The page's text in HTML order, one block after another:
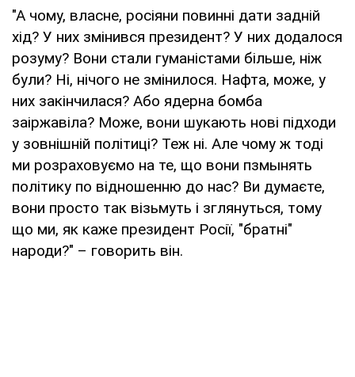
"А чому, власне, росіяни повинні дати задній
хід? У них змінився президент? У них додалося
розуму? Вони стали гуманістами більше, ніж
були? Ні, нічого не змінилося. Нафта, може, у
них закінчилася? Або ядерна бомба
заіржавіла? Може, вони шукають нові підходи
у зовнішній політиці? Теж ні. Але чому ж тоді
ми розраховуємо на те, що вони пзмынять
політику по відношенню до нас? Ви думаєте,
вони просто так візьмуть і зглянуться, тому
що ми, як каже президент Росії, "братні"
народи?" – говорить він.